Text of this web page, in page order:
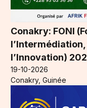
Conakry: FONI
l’Innovation)
19-10-2026
Conakry, Guinée